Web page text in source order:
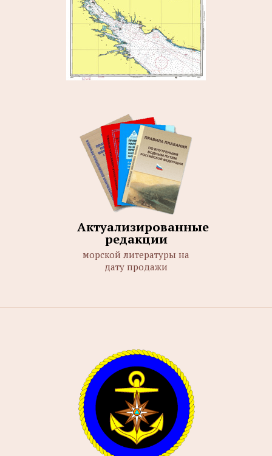
Актуализированные
редакции
морской литературы на
дату продажи